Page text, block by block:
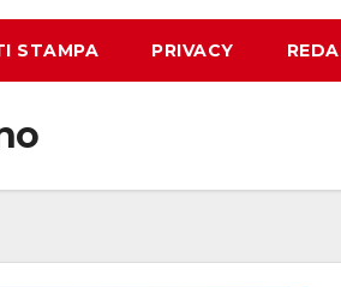
STAMPA PRIVACY